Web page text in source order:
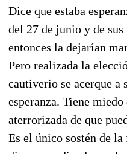
Dice que estaba
del 27 de junio y de
entonces la dejarían
Pero realizada la
cautiverio se acerque a
esperanza. Tiene
aterrorizada de que
Es el único sostén de